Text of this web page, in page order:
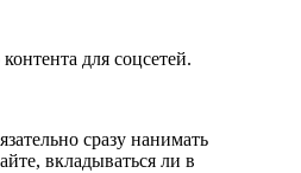
для соцсетей.
сразу нанимать
вкладываться ли в